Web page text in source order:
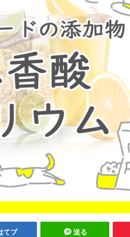
てブ 送る